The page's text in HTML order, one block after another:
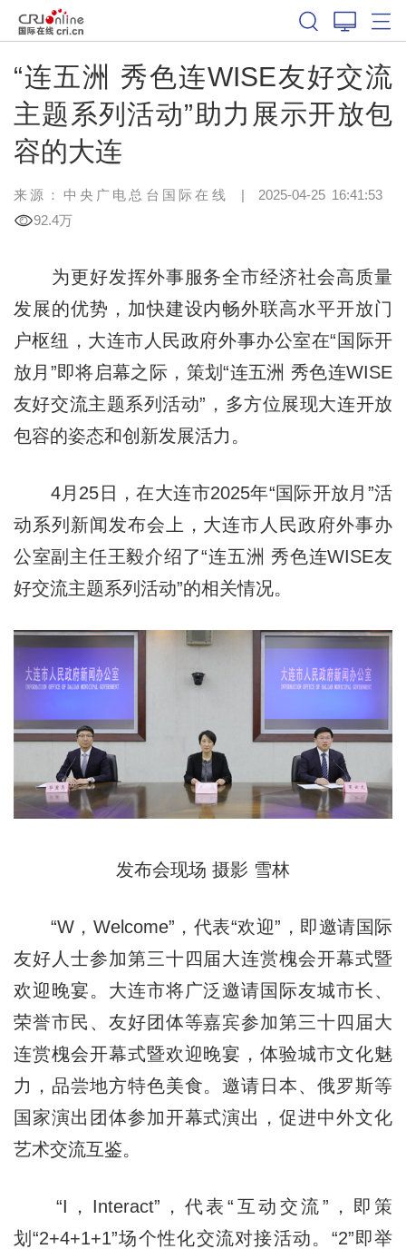
“连五洲 秀色连WISE友好交流
主题系列活动”助力展示开放包
容的大连
来源：中央广电总台国际在线 | 2025-04-25 16:41:53
92.4万
为更好发挥外事服务全市经济社会高质量
发展的优势，加快建设内畅外联高水平开放门
户枢纽，大连市人民政府外事办公室在“国际开
放月”即将启幕之际，策划“连五洲 秀色连WISE
友好交流主题系列活动”，多方位展现大连开放
包容的姿态和创新发展活力。
4月25日，在大连市2025年“国际开放月”活
动系列新闻发布会上，大连市人民政府外事办
公室副主任王毅介绍了“连五洲 秀色连WISE友
好交流主题系列活动”的相关情况。
发布会现场 摄影 雪林
“W，Welcome”，代表“欢迎”，即邀请国际
友好人士参加第三十四届大连赏槐会开幕式暨
欢迎晚宴。大连市将广泛邀请国际友城市长、
荣誉市民、友好团体等嘉宾参加第三十四届大
连赏槐会开幕式暨欢迎晚宴，体验城市文化魅
力，品尝地方特色美食。邀请日本、俄罗斯等
国家演出团体参加开幕式演出，促进中外文化
艺术交流互鉴。
“I，Interact”，代表“互动交流”，即策
划“2+4+1+1”场个性化交流对接活动。“2”即举